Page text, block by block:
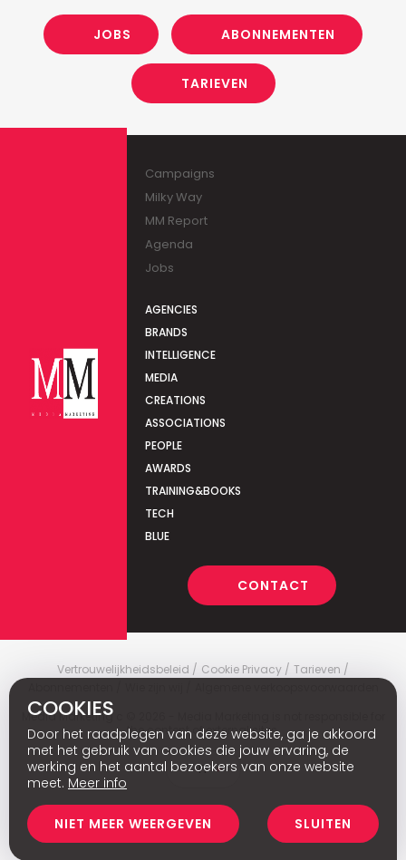
JOBS ABONNEMENTEN
TARIEVEN
Campaigns
Milky Way
MM Report
Agenda
Jobs
AGENCIES
BRANDS
INTELLIGENCE
MEDIA
CREATIONS
ASSOCIATIONS
PEOPLE
AWARDS
TRAINING&BOOKS
TECH
BLUE
CONTACT
Vertrouwelijkheidsbeleid Cookie Privacy
Tarieven
Media Marketing
the content of external sites.
Fr
COOKIES
Door het raadplegen van deze website, ga je akkoord
met het gebruik van cookies die jouw ervaring, de
werking en het aantal bezoekers van onze website
meet. Meer info
NIET MEER WEERGEVEN SLUITEN